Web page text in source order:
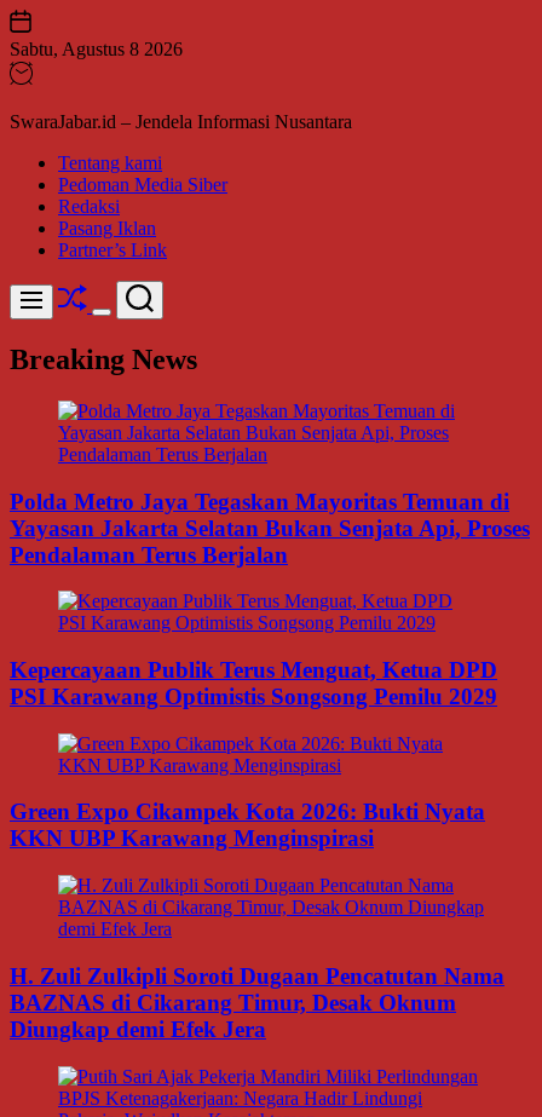
Skip
to
content
Sabtu, Agustus 8 2026
SwaraJabar.id – Jendela Informasi Nusantara
Tentang kami
Pedoman Media Siber
Redaksi
Pasang Iklan
Partner’s Link
Menu Shuffle
Switch
mode
Search
Breaking News
Polda Metro Jaya Tegaskan Mayoritas Temuan di
Yayasan Jakarta Selatan Bukan Senjata Api, Proses
Pendalaman Terus Berjalan
Kepercayaan Publik Terus Menguat, Ketua DPD
PSI Karawang Optimistis Songsong Pemilu 2029
Green Expo Cikampek Kota 2026: Bukti Nyata
KKN UBP Karawang Menginspirasi
H. Zuli Zulkipli Soroti Dugaan Pencatutan Nama
BAZNAS di Cikarang Timur, Desak Oknum
Diungkap demi Efek Jera